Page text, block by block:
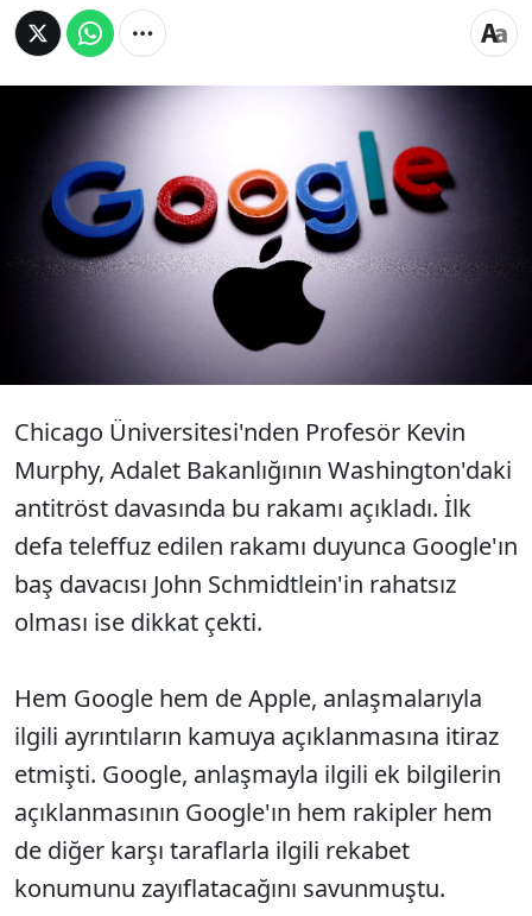
Google, Safari tarayıcısı üzerinden
yapılan arama reklamlarından elde
ettiği gelirin yüzde 36'sını Apple Inc.'e
ödediğini söyledi.
Chicago Üniversitesi'nden Profesör Kevin
Murphy, Adalet Bakanlığının Washington'daki
antitröst davasında bu rakamı açıkladı. İlk
defa teleffuz edilen rakamı duyunca Google'ın
baş davacısı John Schmidtlein'in rahatsız
olması ise dikkat çekti.
Hem Google hem de Apple, anlaşmalarıyla
ilgili ayrıntıların kamuya açıklanmasına itiraz
etmişti. Google, anlaşmayla ilgili ek bilgilerin
açıklanmasının Google'ın hem rakipler hem
de diğer karşı taraflarla ilgili rekabet
konumunu zayıflatacağını savunmuştu.